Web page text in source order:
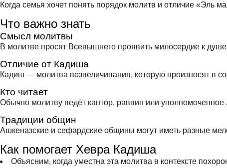
Когда семья хочет понять порядок молитв и отличие «Эль
Что важно знать
Смысл молитвы
В молитве просят Всевышнего проявить милосердие к
Отличие от Кадиша
Кадиш — молитва возвеличивания, которую произносят в
Кто читает
Обычно молитву ведёт кантор, раввин или
Традиции общин
Ашкеназские и сефардские общины могут иметь разные
Как помогает Хевра Кадиша
Объясним, когда уместна эта молитва в контексте